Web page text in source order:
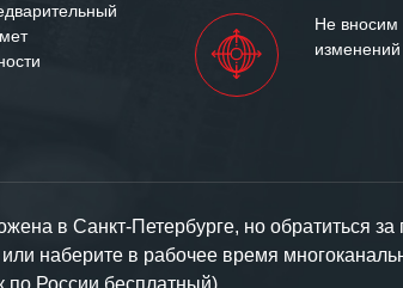
Не вносим
изменений
в Санкт-Петербурге, но обратиться
наберите в рабочее время
по России бесплатный).